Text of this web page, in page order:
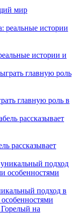
мир
истории и
главную роль в
рассказывает
подход в